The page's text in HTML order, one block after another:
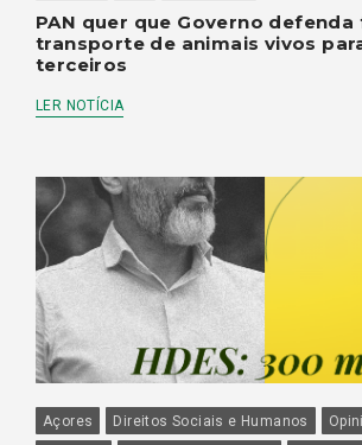
PAN quer que Governo defenda
transporte de animais vivos
terceiros
LER NOTÍCIA
Açores Direitos Sociais e Humanos